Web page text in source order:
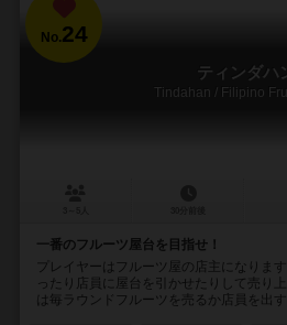
No.24
ティンダハ
Tindahan / Filipino
一番のフルーツ屋台を目指せ！
プレイヤーはフルーツ屋の店主になりま
ったり店員に屋台を引かせたりして売り
は毎ラウンドフルーツを売るか店員を出